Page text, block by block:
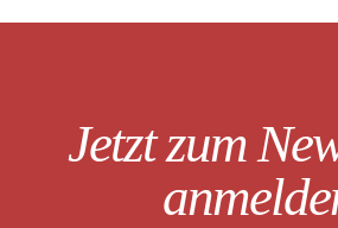
Jetzt zum